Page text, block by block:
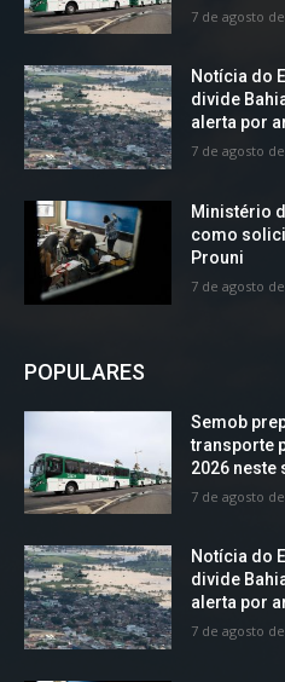
7 de agosto
Notícia do
divide
alerta por
7 de agosto
Ministério
como
Prouni
7 de agosto
POPULARES
Semob
transporte
2026 neste
7 de agosto
Notícia do
divide
alerta por
7 de agosto